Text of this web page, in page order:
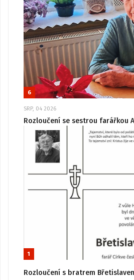
6
SRP, 04 2026
Rozloučení se sestrou farářkou
1
Rozloučení s bratrem